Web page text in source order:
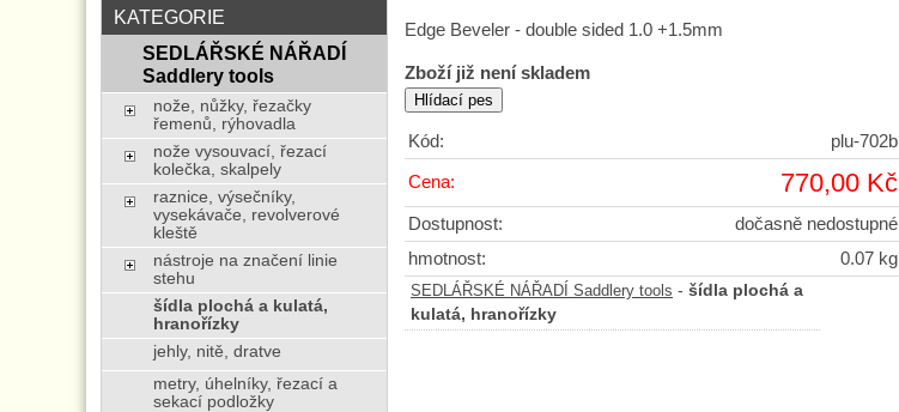
Edge Beveler - double sided 1.0 +1.5mm
Zboží již není skladem
Kód: plu-702b
Cena: 770,00 Kč
Dostupnost:
dočasně nedostupné
hmotnost:
0.07 kg
SEDLÁŘSKÉ NÁŘADÍ Saddlery tools - šídla plochá a
kulatá, hranořízky
KATEGORIE
SEDLÁŘSKÉ NÁŘADÍ
Saddlery tools
nože, nůžky, řezačky
řemenů, rýhovadla
nože vysouvací, řezací
kolečka, skalpely
raznice, výsečníky,
vysekávače, revolverové
kleště
nástroje na značení linie
stehu
šídla plochá a kulatá,
hranořízky
jehly, nitě, dratve
metry, úhelníky, řezací a
sekací podložky